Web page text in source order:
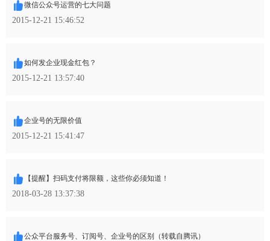
微信公众号运营的七大问题
2015-12-21 15:46:52
如何发企业现金红包？
2015-12-21 13:57:40
企业号的无限价值
2015-12-21 15:41:47
【提醒】扫码支付将限额，这些你必须知道！
2018-03-28 13:37:38
公众平台服务号、订阅号、企业号的区别（转载自腾讯）